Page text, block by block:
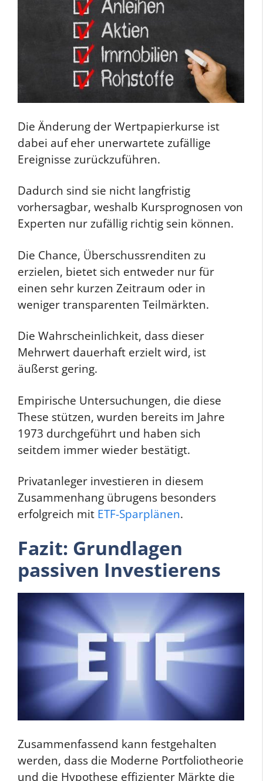
Die Änderung der Wertpapierkurse ist
dabei auf eher unerwartete zufällige
Ereignisse zurückzuführen.
Dadurch sind sie nicht langfristig
vorhersagbar, weshalb Kursprognosen von
Experten nur zufällig richtig sein können.
Die Chance, Überschussrenditen zu
erzielen, bietet sich entweder nur für
einen sehr kurzen Zeitraum oder in
weniger transparenten Teilmärkten.
Die Wahrscheinlichkeit, dass dieser
Mehrwert dauerhaft erzielt wird, ist
äußerst gering.
Empirische Untersuchungen, die diese
These stützen, wurden bereits im Jahre
1973 durchgeführt und haben sich
seitdem immer wieder bestätigt.
Privatanleger investieren in diesem
Zusammenhang übrugens besonders
erfolgreich mit ETF-Sparplänen.
Fazit: Grundlagen
passiven Investierens
Zusammenfassend kann festgehalten
werden, dass die Moderne Portfoliotheorie
und die Hypothese effizienter Märkte die